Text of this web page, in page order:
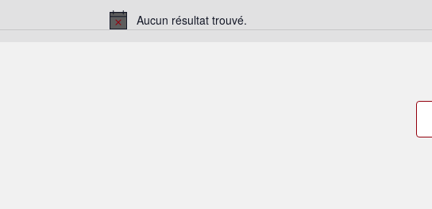
Notice
Aucun résultat trouvé.